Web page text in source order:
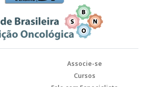
Associe-se
Cursos